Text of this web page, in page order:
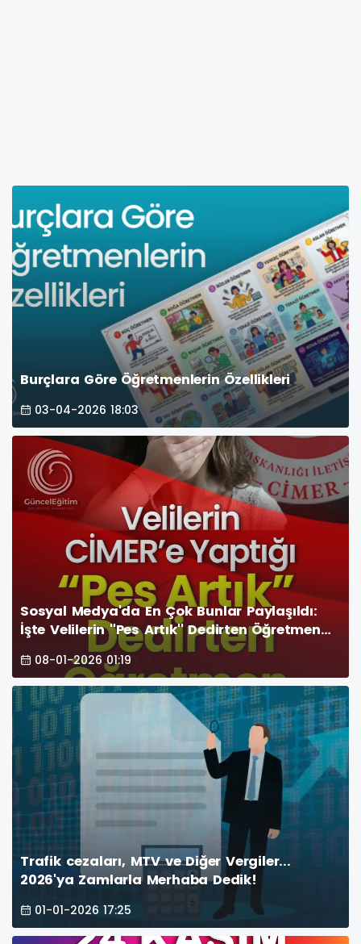
Burçlara Göre Öğretmenlerin Özellikleri
03-04-2026 18:03
Sosyal Medya'da En Çok Bunlar Paylaşıldı:
İşte Velilerin ''Pes Artık'' Dedirten Öğretmen
Şikayetleri
08-01-2026 01:19
Trafik cezaları, MTV ve Diğer Vergiler...
2026'ya Zamlarla Merhaba Dedik!
01-01-2026 17:25